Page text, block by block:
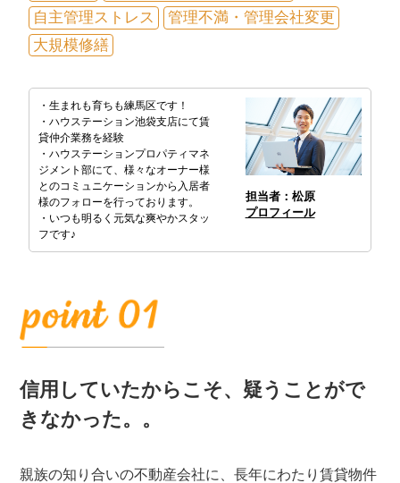
自主管理ストレス
管理不満・管理会社変更
大規模修繕
・生まれも育ちも練馬区です！
・ハウステーション池袋支店にて賃
貸仲介業務を経験
・ハウステーションプロパティマネ
ジメント部にて、様々なオーナー様
とのコミュニケーションから入居者
様のフォローを行っております。
・いつも明るく元気な爽やかスタッ
フです♪
担当者：松原
プロフィール
信用していたからこそ、疑うことがで
きなかった。。
親族の知り合いの不動産会社に、長年にわたり賃貸物件